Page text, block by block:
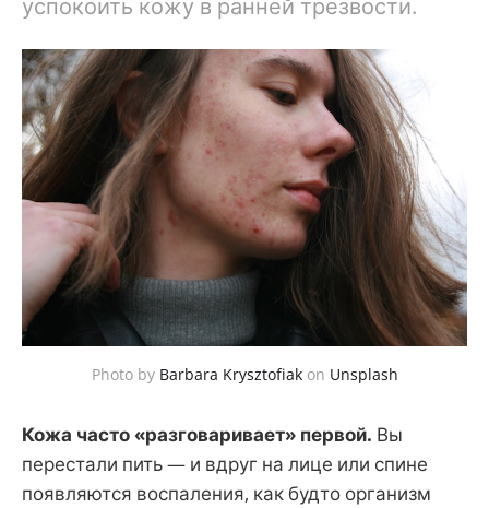
успокоить кожу в ранней трезвости.
Photo by Barbara Krysztofiakon Unsplash
Кожа часто «разговаривает» первой. Вы
перестали пить — и вдруг на лице или спине
появляются воспаления, как будто организм